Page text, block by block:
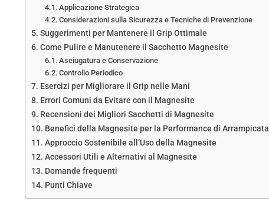
Applicazione Strategica
Considerazioni sulla Sicurezza e Tecniche di Prevenzione
Suggerimenti per Mantenere il Grip Ottimale
Come Pulire e Manutenere il Sacchetto Magnesite
Asciugatura e Conservazione
Controllo Periodico
Esercizi per Migliorare il Grip nelle Mani
Errori Comuni da Evitare con il Magnesite
Recensioni dei Migliori Sacchetti di Magnesite
Benefici della Magnesite per la Performance di Arrampicata
Approccio Sostenibile all’Uso della Magnesite
Accessori Utili e Alternativi al Magnesite
Domande frequenti
Punti Chiave